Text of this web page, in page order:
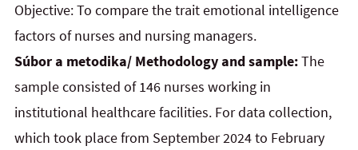
Objective: To compare the trait emotional intelligence
factors of nurses and nursing managers.
Súbor a metodika/ Methodology and sample:The
sample consisted of 146 nurses working in
institutional healthcare facilities. For data collection,
which took place from September 2024 to February